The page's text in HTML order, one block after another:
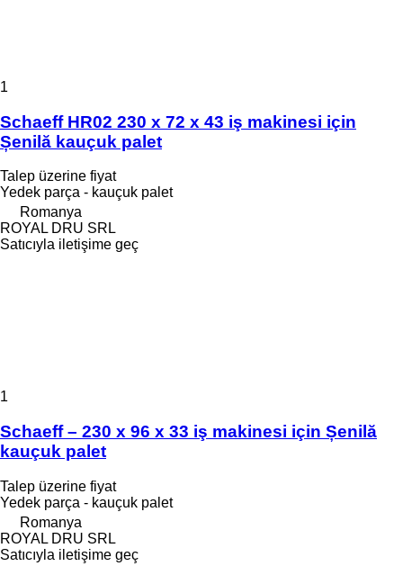
1
Schaeff HR02 230 x 72 x 43 iş makinesi için
Șenilă kauçuk palet
Talep üzerine fiyat
Yedek parça - kauçuk palet
Romanya
ROYAL DRU SRL
Satıcıyla iletişime geç
1
Schaeff – 230 x 96 x 33 iş makinesi için Șenilă
kauçuk palet
Talep üzerine fiyat
Yedek parça - kauçuk palet
Romanya
ROYAL DRU SRL
Satıcıyla iletişime geç